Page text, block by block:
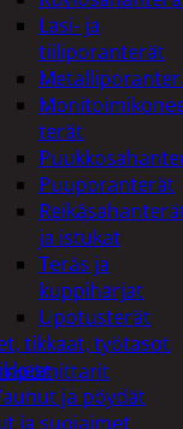
Lasi- ja
tiiliporanterät
terät
Puuporanterät
ja istukat
Teräs ja
kuppiharjat
Upotusterät
tikkaat, työtasot
ja pöydät
ja suojaimet